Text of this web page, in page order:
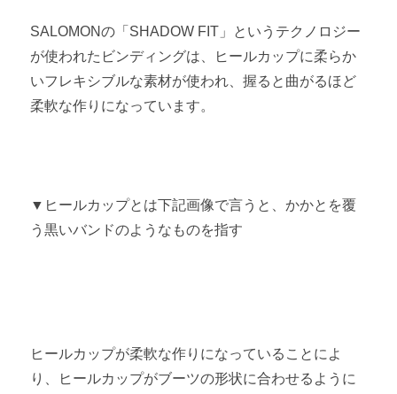
SALOMONの「SHADOW FIT」というテクノロジー
が使われたビンディングは、ヒールカップに柔らか
いフレキシブルな素材が使われ、握ると曲がるほど
柔軟な作りになっています。
▼ヒールカップとは下記画像で言うと、かかとを覆
う黒いバンドのようなものを指す
ヒールカップが柔軟な作りになっていることによ
り、ヒールカップがブーツの形状に合わせるように